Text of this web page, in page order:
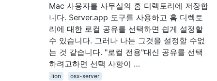
Mac 사용자를 사무실의 홈 디렉토리에 저장합
니다. Server.app 도구를 사용하고 홈 디렉토
리에 대한 로컬 공유를 선택하면 쉽게 설정할
수 있습니다. 그러나 나는 그것을 설정할 수없
는 것 같습니다. "로컬 전용"대신 공유를 선택
하려고하면 선택 사항이 …
lion osx-server